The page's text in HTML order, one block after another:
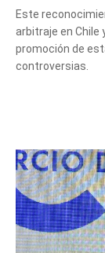
Este
arbitraje en Chile
promoción de
controversias.